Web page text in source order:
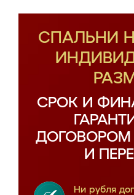
СПАЛЬНИ
СРОК И
ДОГОВОРОМ
И
Ни рубля